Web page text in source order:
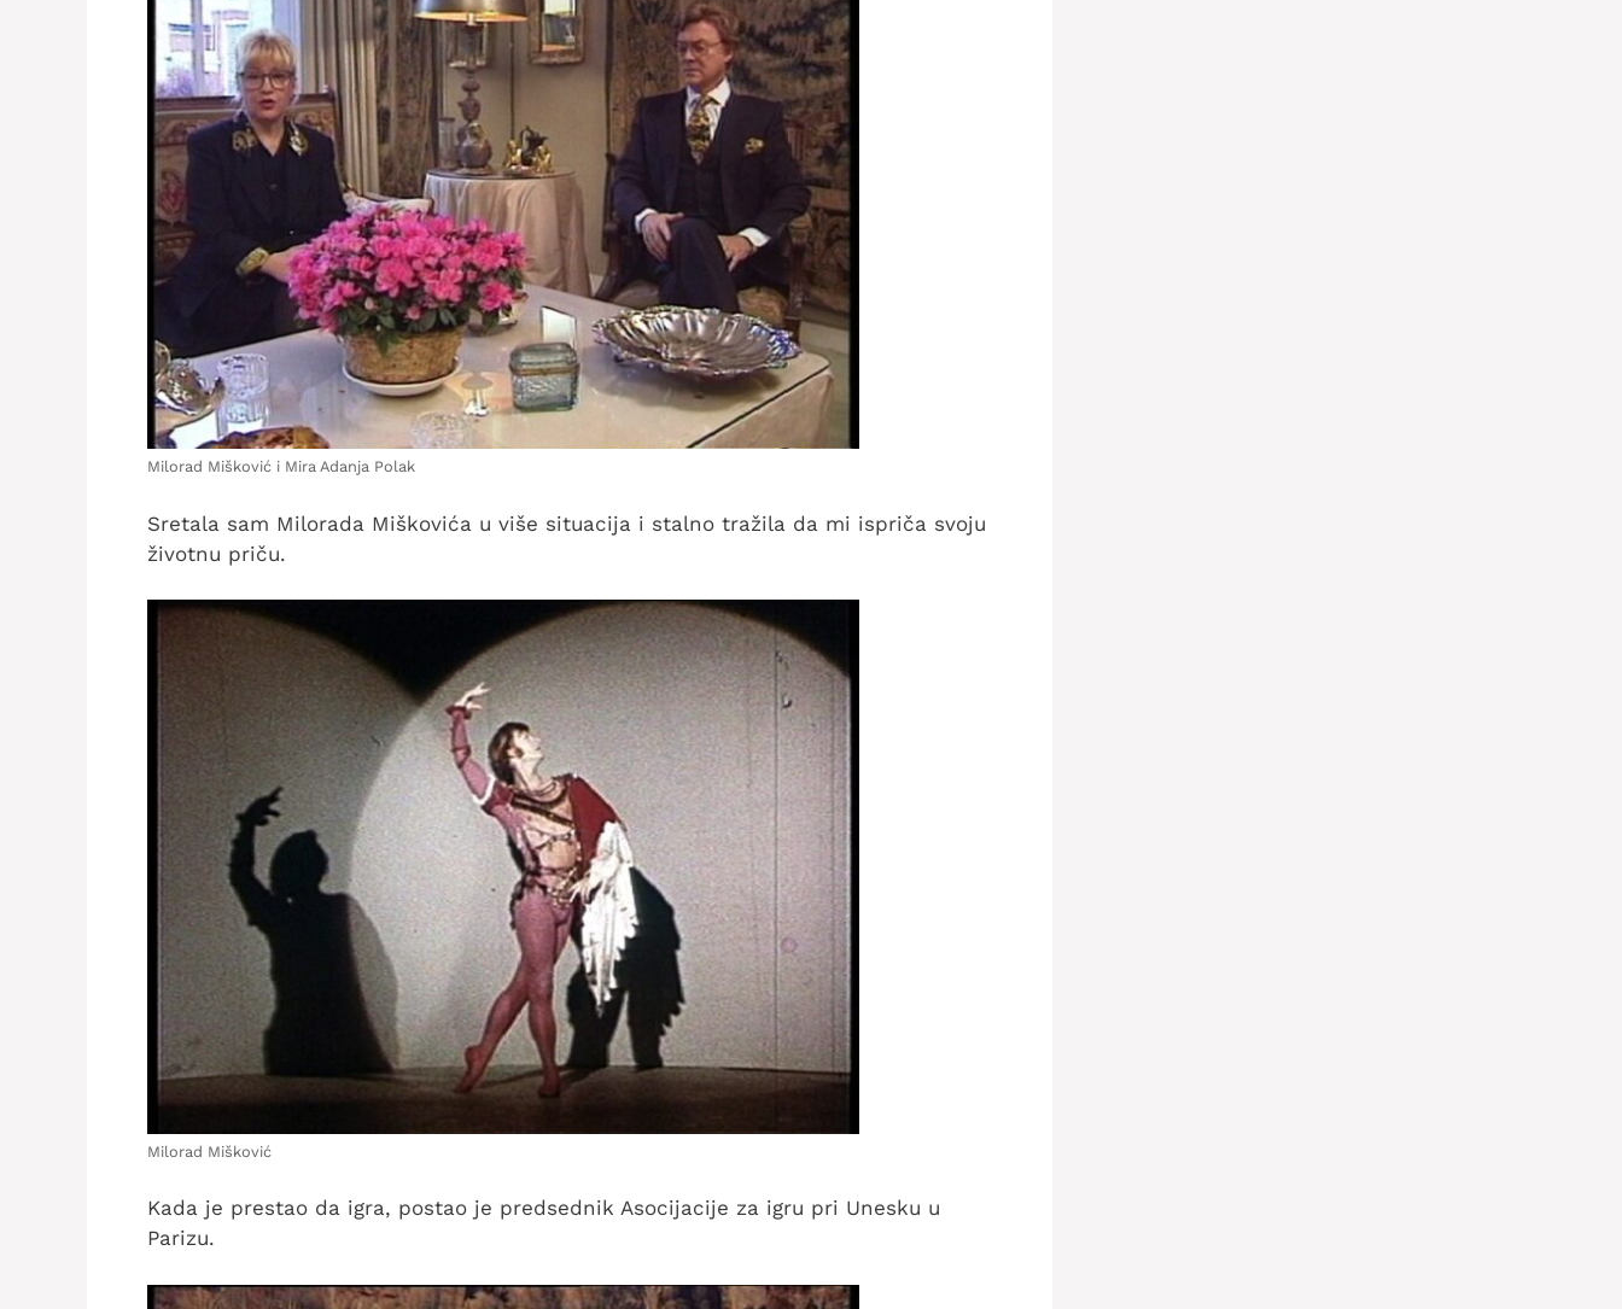
Milorad Mišković i Mira Adanja Polak
Sretala sam Milorada Miškovića u više situacija i stalno tražila da mi ispriča svoju
životnu priču.
Milorad Mišković
Kada je prestao da igra, postao je predsednik Asocijacije za igru pri Unesku u
Parizu.